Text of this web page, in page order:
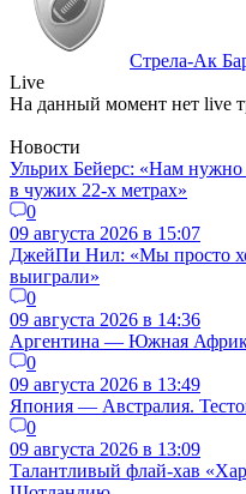
Стрела-Ак
Live
На данный момент нет live
Новости
Ульрих Бейерс: «Нам нужно
в чужих 22-х метрах»
0
09 августа 2026 в 15:07
ДжейПи Нил: «Мы просто
выиграли»
0
09 августа 2026 в 14:36
Аргентина — Южная
0
09 августа 2026 в 13:49
Япония — Австралия.
0
09 августа 2026 в 13:09
Талантливый флай-хав